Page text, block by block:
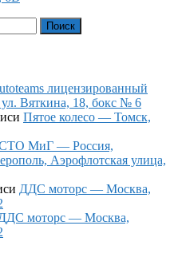
Поиск
лицензированный
Вяткина, 18, бокс № 6
Пятое колесо — Томск,
МиГ — Россия,
Аэрофлотская улица,
ДДС моторс — Москва,
моторс — Москва,